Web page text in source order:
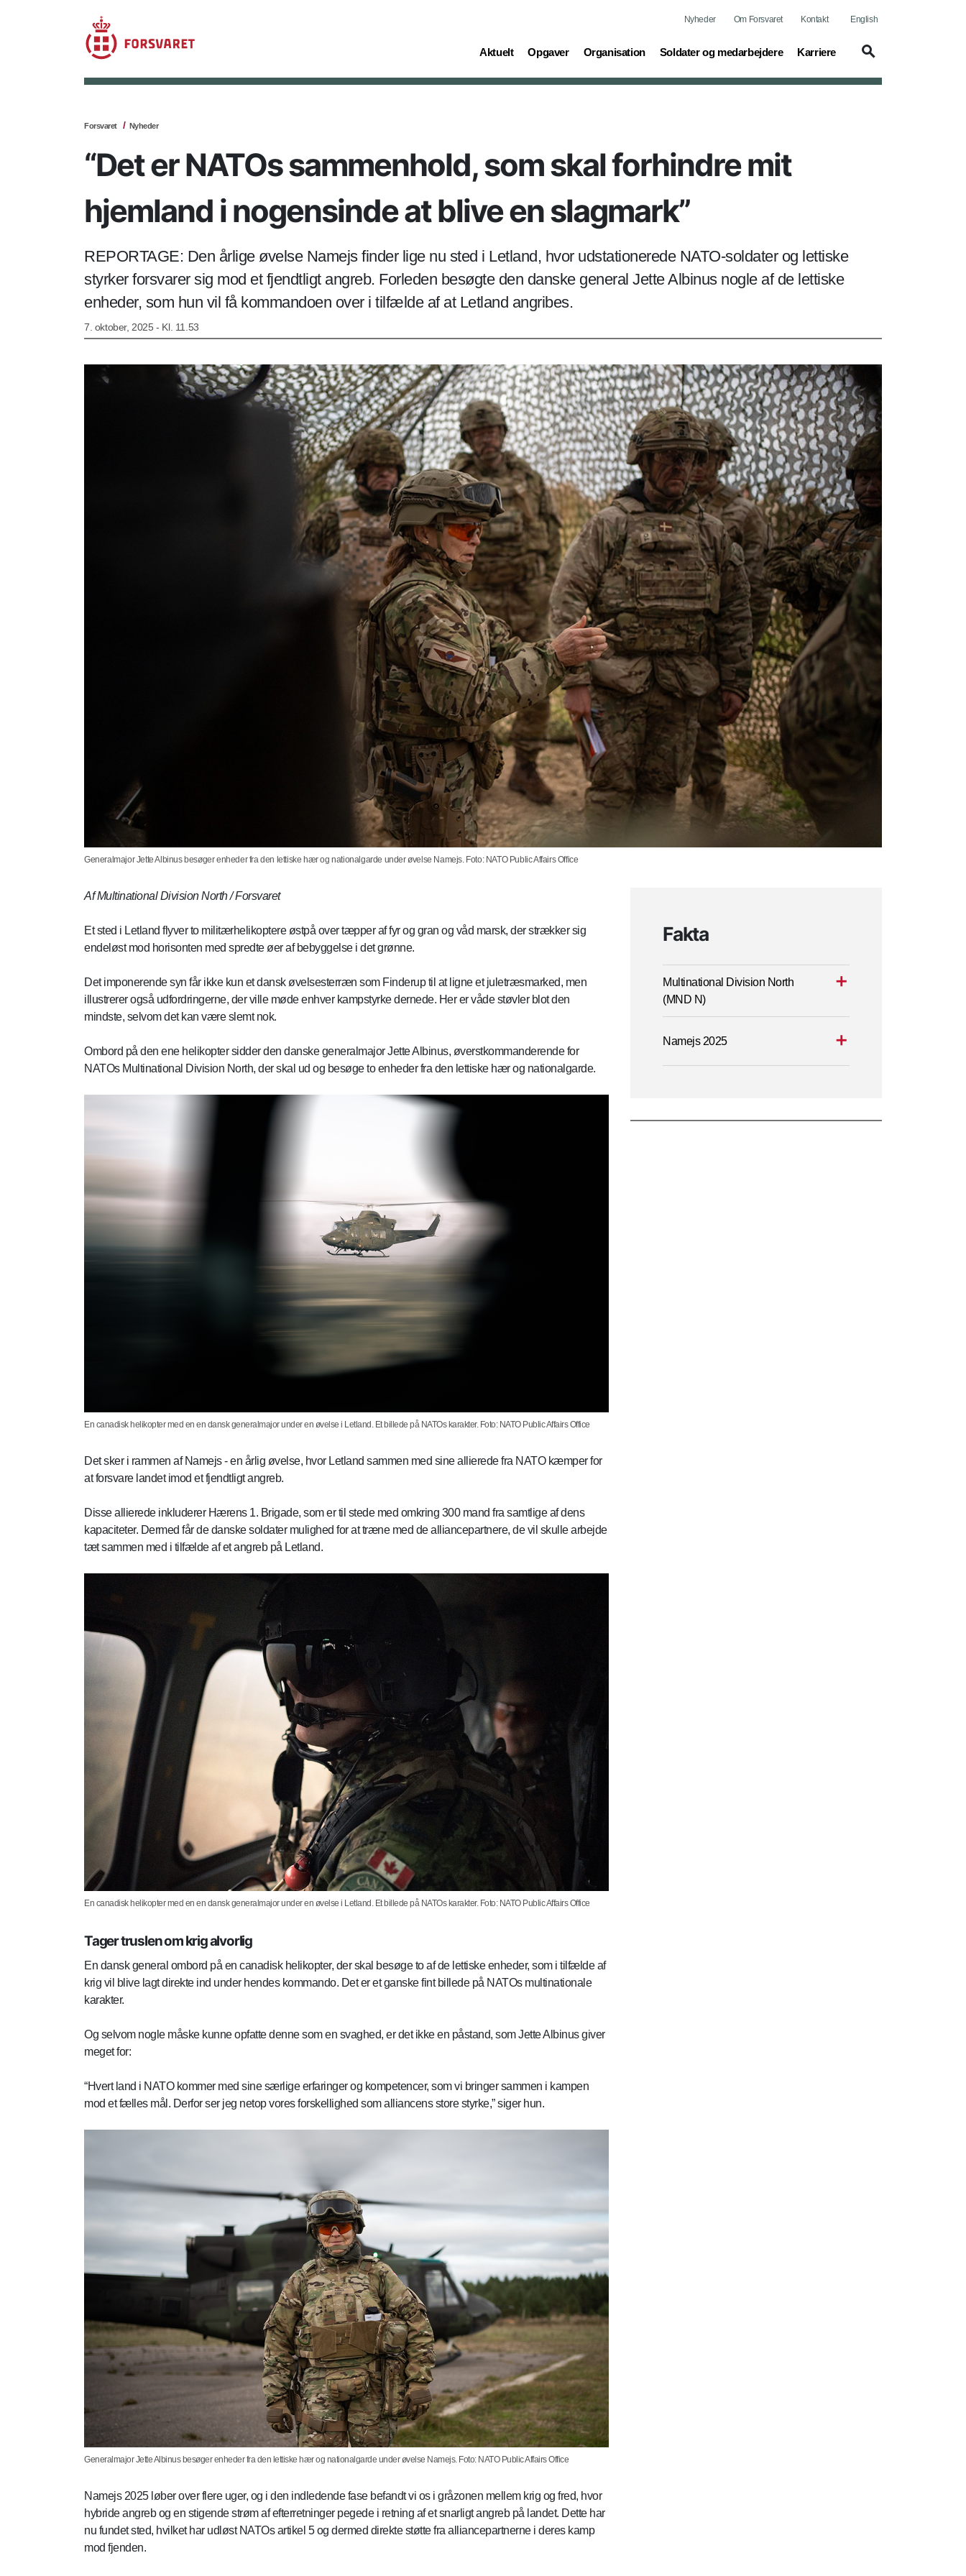
Nyheder Om Forsvaret Kontakt English
Aktuelt
(current) Opgaver
(current) Organisation
(current) Soldater og medarbejdere
(current) Karriere
(current)
Forsvaret Nyheder
“Det er NATOs sammenhold, som skal forhindre mit
hjemland i nogensinde at blive en slagmark”
REPORTAGE: Den årlige øvelse Namejs finder lige nu sted i Letland, hvor udstationerede NATO-soldater og lettiske
styrker forsvarer sig mod et fjendtligt angreb. Forleden besøgte den danske general Jette Albinus nogle af de lettiske
enheder, som hun vil få kommandoen over i tilfælde af at Letland angribes.
7. oktober, 2025 - Kl. 11.53
Generalmajor Jette Albinus besøger enheder fra den lettiske hær og nationalgarde under øvelse Namejs. Foto: NATO Public Affairs Office
Af Multinational Division North / Forsvaret
Et sted i Letland flyver to militærhelikoptere østpå over tæpper af fyr og gran og våd marsk, der strækker sig
endeløst mod horisonten med spredte øer af bebyggelse i det grønne.
Det imponerende syn får ikke kun et dansk øvelsesterræn som Finderup til at ligne et juletræsmarked, men
illustrerer også udfordringerne, der ville møde enhver kampstyrke dernede. Her er våde støvler blot den
mindste, selvom det kan være slemt nok.
Ombord på den ene helikopter sidder den danske generalmajor Jette Albinus, øverstkommanderende for
NATOs Multinational Division North, der skal ud og besøge to enheder fra den lettiske hær og nationalgarde.
En canadisk helikopter med en en dansk generalmajor under en øvelse i Letland. Et billede på NATOs karakter. Foto: NATO Public Affairs Office
Det sker i rammen af Namejs - en årlig øvelse, hvor Letland sammen med sine allierede fra NATO kæmper for
at forsvare landet imod et fjendtligt angreb.
Disse allierede inkluderer Hærens 1. Brigade, som er til stede med omkring 300 mand fra samtlige af dens
kapaciteter. Dermed får de danske soldater mulighed for at træne med de alliancepartnere, de vil skulle arbejde
tæt sammen med i tilfælde af et angreb på Letland.
En canadisk helikopter med en en dansk generalmajor under en øvelse i Letland. Et billede på NATOs karakter. Foto: NATO Public Affairs Office
Tager truslen om krig alvorlig
En dansk general ombord på en canadisk helikopter, der skal besøge to af de lettiske enheder, som i tilfælde af
krig vil blive lagt direkte ind under hendes kommando. Det er et ganske fint billede på NATOs multinationale
karakter.
Og selvom nogle måske kunne opfatte denne som en svaghed, er det ikke en påstand, som Jette Albinus giver
meget for:
“Hvert land i NATO kommer med sine særlige erfaringer og kompetencer, som vi bringer sammen i kampen
mod et fælles mål. Derfor ser jeg netop vores forskellighed som alliancens store styrke,” siger hun.
Generalmajor Jette Albinus besøger enheder fra den lettiske hær og nationalgarde under øvelse Namejs. Foto: NATO Public Affairs Office
Namejs 2025 løber over flere uger, og i den indledende fase befandt vi os i gråzonen mellem krig og fred, hvor
hybride angreb og en stigende strøm af efterretninger pegede i retning af et snarligt angreb på landet. Dette har
nu fundet sted, hvilket har udløst NATOs artikel 5 og dermed direkte støtte fra alliancepartnerne i deres kamp
mod fjenden.
Fakta
Multinational Division North
(MND N)
Namejs 2025